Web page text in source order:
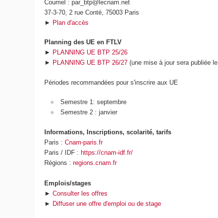
Courriel : par_btp@lecnam.net
37-3-70, 2 rue Conté, 75003 Paris
► Plan d'accès
Planning des UE en FTLV
► PLANNING UE BTP 25/26
► PLANNING UE BTP 26/27 (une mise à jour sera publiée
Périodes recommandées pour s'inscrire aux UE
Semestre 1: septembre
Semestre 2 : janvier
Informations, Inscriptions, scolarité, tarifs
Paris :Cnam-paris.fr
Paris / IDF : https://cnam-idf.fr/
Régions :regions.cnam.fr
Emplois/stages
►Consulter les offres
► Diffuser une offre d'emploi ou de stage